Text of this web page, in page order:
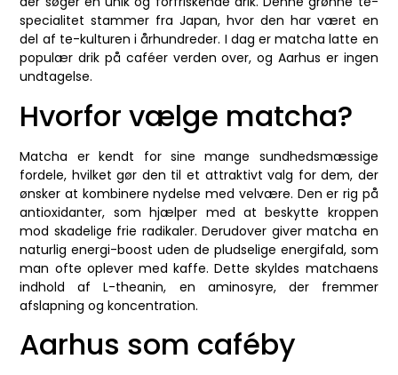
specialitet stammer fra Japan, hvor den har været en
del af te-kulturen i århundreder. I dag er matcha latte en
populær drik på caféer verden over, og Aarhus er ingen
undtagelse.
Hvorfor vælge matcha?
Matcha er kendt for sine mange sundhedsmæssige
fordele, hvilket gør den til et attraktivt valg for dem, der
ønsker at kombinere nydelse med velvære. Den er rig på
antioxidanter, som hjælper med at beskytte kroppen
mod skadelige frie radikaler. Derudover giver matcha en
naturlig energi-boost uden de pludselige energifald, som
man ofte oplever med kaffe. Dette skyldes matchaens
indhold af L-theanin, en aminosyre, der fremmer
afslapning og koncentration.
Aarhus som caféby